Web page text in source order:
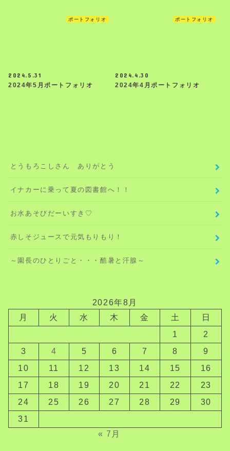
ポートフォリオ
2024.5.31
2024年5月ポートフォリオ
ポートフォリオ
2024.4.30
2024年4月ポートフォリオ
とうもろこしさん ありがとう
イナカーに乗って夏の図書館へ！！
お水あそびだーいすき♡
赤しそジュースで元気もりもり！
～園長のひとりごと・・・酷暑と汗腺～
2026年8月
月
火 水 木 金 土
日
1
2
3
4 5 6 7 8
9
10
11 12 13 14 15
16
17
18 19 20 21 22
23
24
25 26 27 28 29
30
31
« 7月